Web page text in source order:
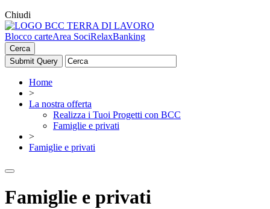
Chiudi
Blocco carteArea SociRelaxBanking
Cerca
Home
>
La nostra offerta
Realizza i Tuoi Progetti con BCC
Famiglie e privati
>
Famiglie e privati
Famiglie e privati